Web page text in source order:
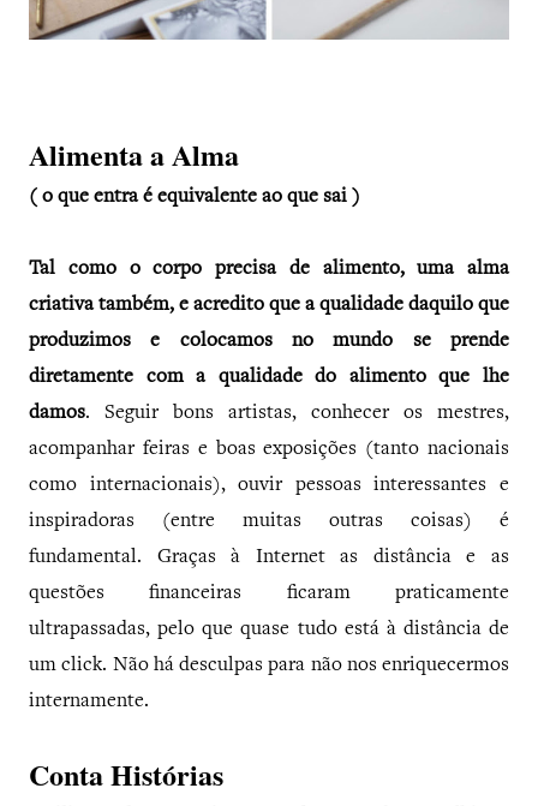
Alimenta a Alma
( o que entra é equivalente ao que sai )
Tal como o corpo precisa de alimento, uma alma
criativa também, e acredito que a qualidade daquilo que
produzimos e colocamos no mundo se prende
diretamente com a qualidade do alimento que lhe
damos. Seguir bons artistas, conhecer os mestres,
acompanhar feiras e boas exposições (tanto nacionais
como internacionais), ouvir pessoas interessantes e
inspiradoras (entre muitas outras coisas) é
fundamental. Graças à Internet as distância e as
questões financeiras ficaram praticamente
ultrapassadas, pelo que quase tudo está à distância de
um click. Não há desculpas para não nos enriquecermos
internamente.
Conta Histórias